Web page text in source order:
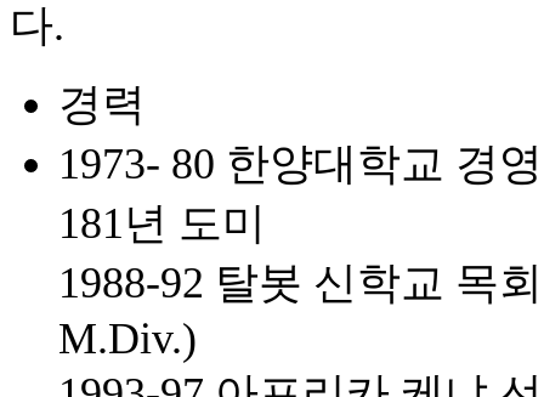
다.
경력
1973- 80 한양대학교 경
181년 도미
1988-92 탈봇 신학교 목
M.Div.)